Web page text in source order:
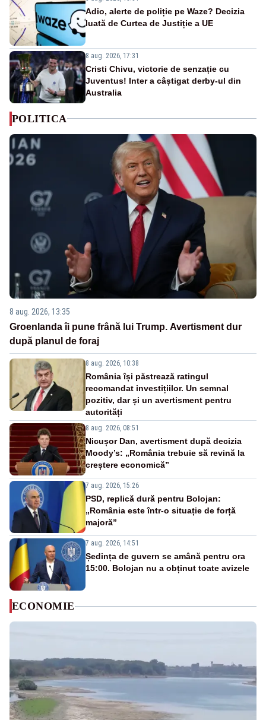
Adio, alerte de poliție pe Waze? Decizia
luată de Curtea de Justiție a UE
8 aug. 2026, 17:31
Cristi Chivu, victorie de senzație cu
Juventus! Inter a câștigat derby-ul din
Australia
POLITICA
8 aug. 2026, 13:35
Groenlanda îi pune frână lui Trump. Avertisment dur
după planul de foraj
8 aug. 2026, 10:38
România își păstrează ratingul
recomandat investițiilor. Un semnal
pozitiv, dar și un avertisment pentru
autorități
8 aug. 2026, 08:51
Nicușor Dan, avertisment după decizia
Moody’s: „România trebuie să revină la
creștere economică”
7 aug. 2026, 15:26
PSD, replică dură pentru Bolojan:
„România este într-o situație de forță
majoră”
7 aug. 2026, 14:51
Ședința de guvern se amână pentru ora
15:00. Bolojan nu a obținut toate avizele
ECONOMIE